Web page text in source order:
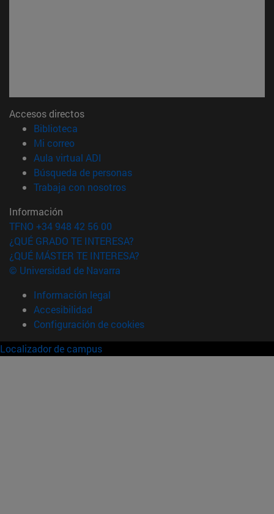
Accesos directos
Biblioteca
Mi correo(abre en nueva ventana)
Aula virtual ADI
Búsqueda de personas(abre en nueva ventana)
Trabaja con nosotros(abre en nueva ventana)
Información
TFNO +34 948 42 56 00
¿QUÉ GRADO TE INTERESA?
¿QUÉ MÁSTER TE INTERESA?
© Universidad de Navarra
Información legal
Accesibilidad
Configuración de cookies
Localizador de campus